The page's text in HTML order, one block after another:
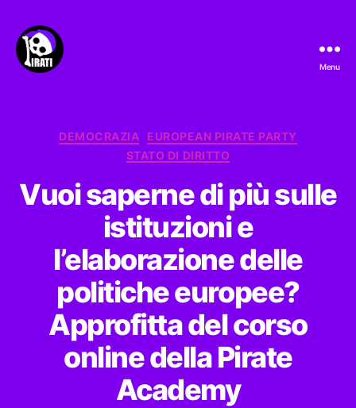
Menu
Categorie
DEMOCRAZIA
EUROPEAN PIRATE PARTY
STATO DI DIRITTO
Vuoi saperne di più sulle
istituzioni e
l’elaborazione delle
politiche europee?
Approfitta del corso
online della Pirate
Academy